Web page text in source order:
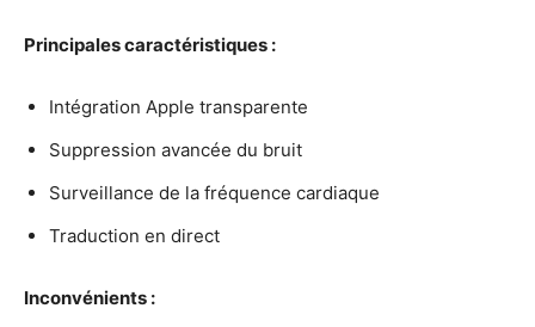
Principales caractéristiques :
Intégration Apple transparente
Suppression avancée du bruit
Surveillance de la fréquence cardiaque
Traduction en direct
Inconvénients :